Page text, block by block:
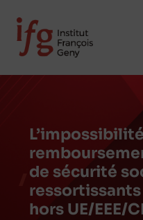
contenu
de sécurité
hors UE/EEE/